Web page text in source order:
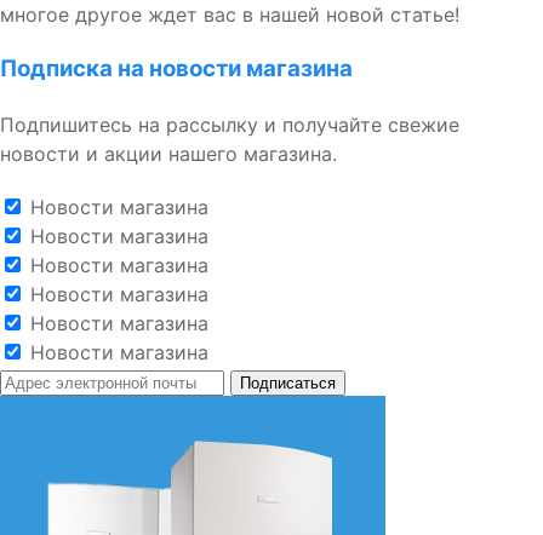
многое другое ждет вас в нашей новой статье!
Подписка на новости магазина
Подпишитесь на рассылку и получайте свежие
новости и акции нашего магазина.
Новости магазина
Новости магазина
Новости магазина
Новости магазина
Новости магазина
Новости магазина